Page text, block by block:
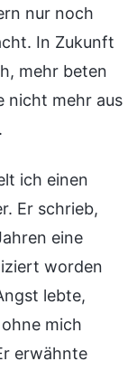
nur noch
In Zukunft
mehr beten
nicht mehr aus
ich einen
Er schrieb,
eine
worden
lebte,
mich
erwähnte